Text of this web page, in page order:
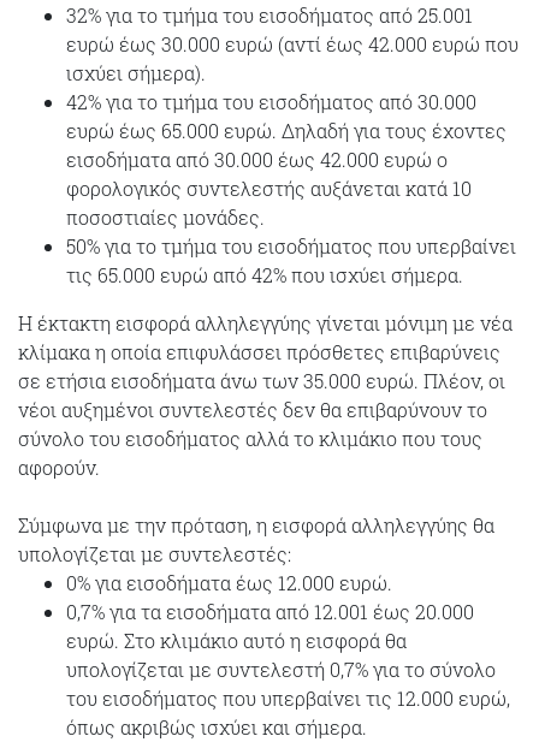
32% για το τμήμα του εισοδήματος από 25.001
ευρώ έως 30.000 ευρώ (αντί έως 42.000 ευρώ που
ισχύει σήμερα).
42% για το τμήμα του εισοδήματος από 30.000
ευρώ έως 65.000 ευρώ. Δηλαδή για τους έχοντες
εισοδήματα από 30.000 έως 42.000 ευρώ ο
φορολογικός συντελεστής αυξάνεται κατά 10
ποσοστιαίες μονάδες.
50% για το τμήμα του εισοδήματος που υπερβαίνει
τις 65.000 ευρώ από 42% που ισχύει σήμερα.
Η έκτακτη εισφορά αλληλεγγύης γίνεται μόνιμη με νέα
κλίμακα η οποία επιφυλάσσει πρόσθετες επιβαρύνεις
σε ετήσια εισοδήματα άνω των 35.000 ευρώ. Πλέον, οι
νέοι αυξημένοι συντελεστές δεν θα επιβαρύνουν το
σύνολο του εισοδήματος αλλά το κλιμάκιο που τους
αφορούν.
Σύμφωνα με την πρόταση, η εισφορά αλληλεγγύης θα
υπολογίζεται με συντελεστές:
0% για εισοδήματα έως 12.000 ευρώ.
0,7% για τα εισοδήματα από 12.001 έως 20.000
ευρώ. Στο κλιμάκιο αυτό η εισφορά θα
υπολογίζεται με συντελεστή 0,7% για το σύνολο
του εισοδήματος που υπερβαίνει τις 12.000 ευρώ,
όπως ακριβώς ισχύει και σήμερα.